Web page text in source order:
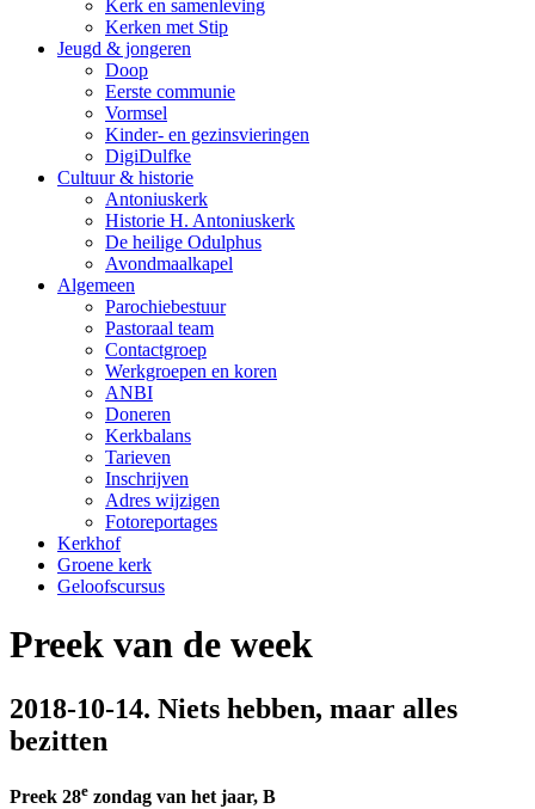
Kerk en samenleving
Kerken met Stip
Jeugd & jongeren
Doop
Eerste communie
Vormsel
Kinder- en gezinsvieringen
DigiDulfke
Cultuur & historie
Antoniuskerk
Historie H. Antoniuskerk
De heilige Odulphus
Avondmaalkapel
Algemeen
Parochiebestuur
Pastoraal team
Contactgroep
Werkgroepen en koren
ANBI
Doneren
Kerkbalans
Tarieven
Inschrijven
Adres wijzigen
Fotoreportages
Kerkhof
Groene kerk
Geloofscursus
Preek van de week
2018-10-14. Niets hebben, maar alles
bezitten
Preek 28e zondag van het jaar, B